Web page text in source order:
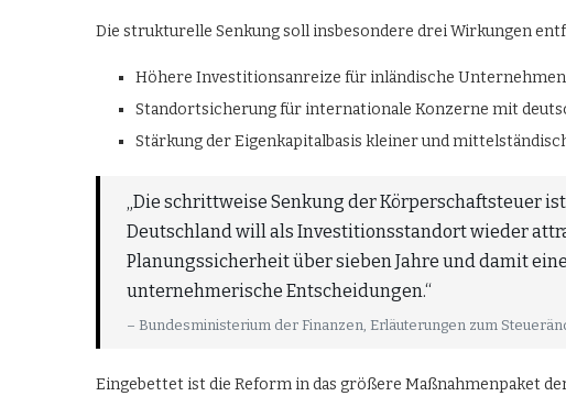
Die strukturelle Senkung soll insbesondere drei Wirkungen
Höhere Investitionsanreize für inländische
Standortsicherung für internationale Konzerne mit
Stärkung der Eigenkapitalbasis kleiner und
„Die schrittweise Senkung der Körperschaftsteuer
Deutschland will als Investitionsstandort wieder
Planungssicherheit über sieben Jahre und damit
unternehmerische Entscheidungen.“
– Bundesministerium der Finanzen, Erläuterungen zum
Eingebettet ist die Reform in das größere Maßnahmenpaket